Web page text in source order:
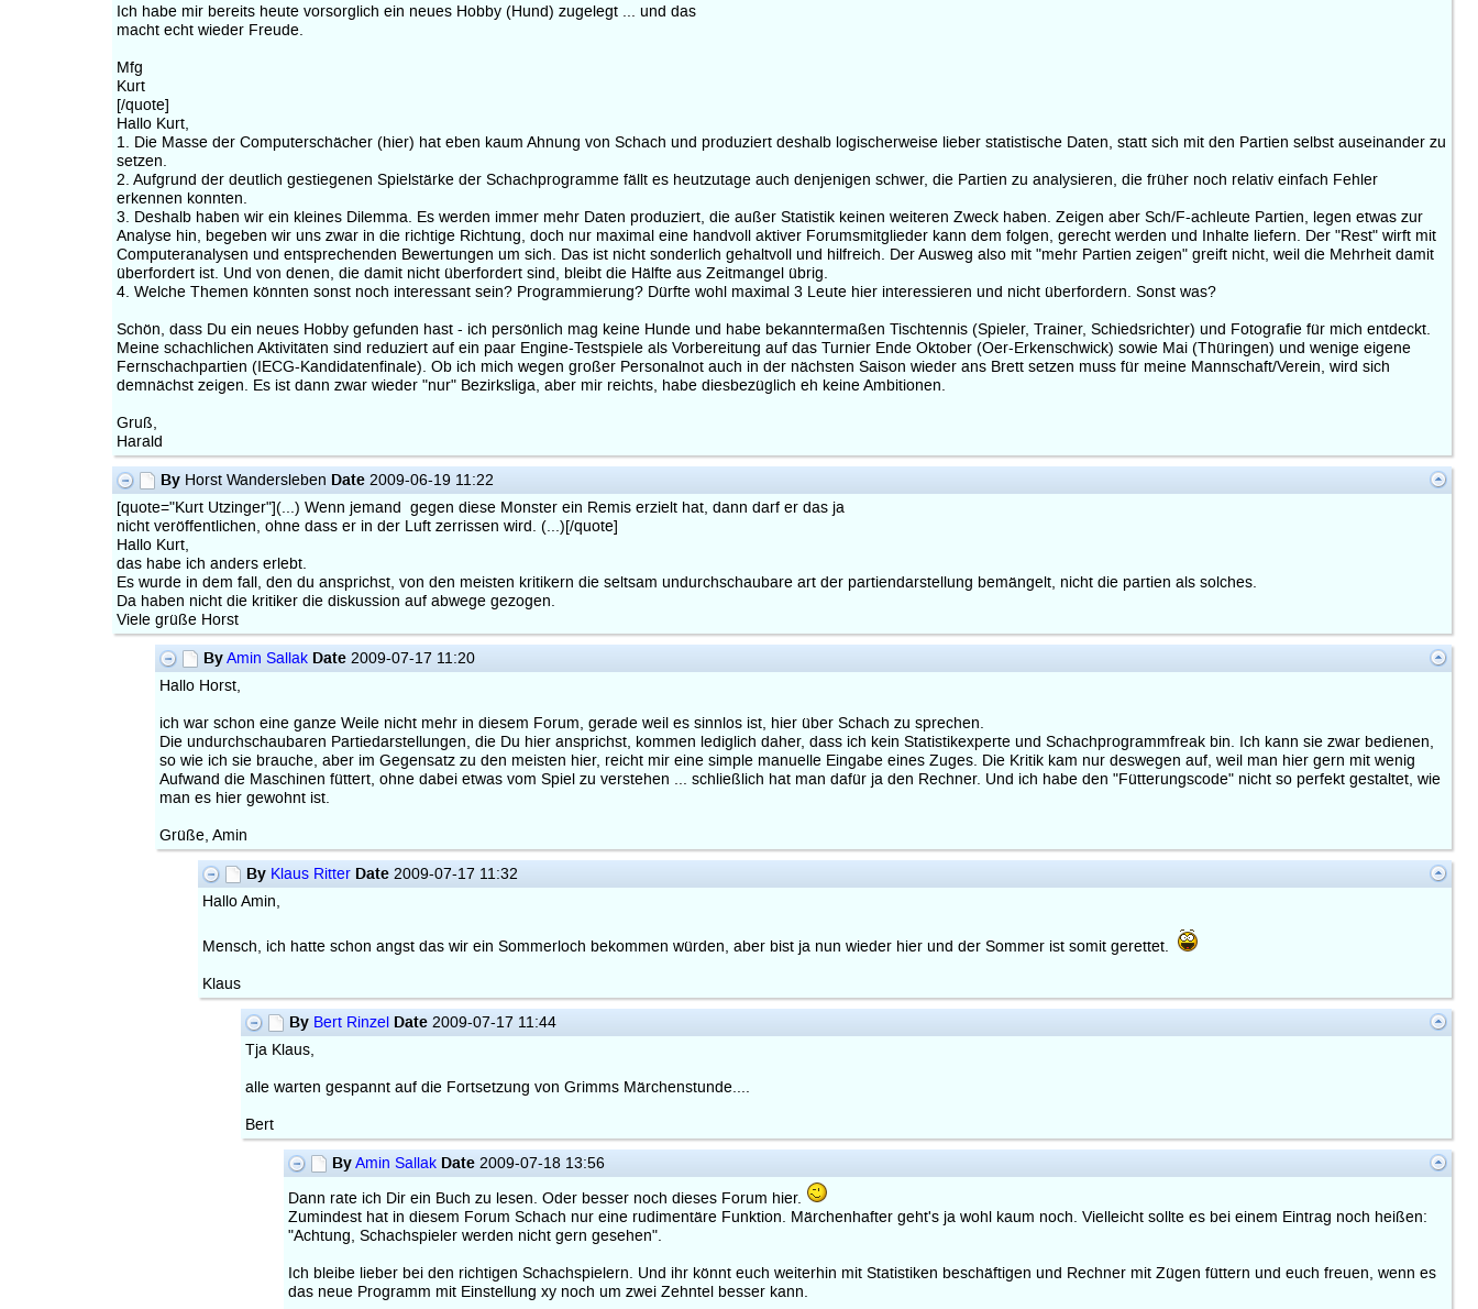
Ich habe mir bereits heute vorsorglich ein neues Hobby (Hund) zugelegt ... und das
macht echt wieder Freude.
Mfg
Kurt
[/quote]
Hallo Kurt,
1. Die Masse der Computerschächer (hier) hat eben kaum Ahnung von Schach und produziert deshalb logischerweise lieber statistische Daten, statt sich mit den Partien selbst auseinander zu
setzen.
2. Aufgrund der deutlich gestiegenen Spielstärke der Schachprogramme fällt es heutzutage auch denjenigen schwer, die Partien zu analysieren, die früher noch relativ einfach Fehler
erkennen konnten.
3. Deshalb haben wir ein kleines Dilemma. Es werden immer mehr Daten produziert, die außer Statistik keinen weiteren Zweck haben. Zeigen aber Sch/F-achleute Partien, legen etwas zur
Analyse hin, begeben wir uns zwar in die richtige Richtung, doch nur maximal eine handvoll aktiver Forumsmitglieder kann dem folgen, gerecht werden und Inhalte liefern. Der "Rest" wirft mit
Computeranalysen und entsprechenden Bewertungen um sich. Das ist nicht sonderlich gehaltvoll und hilfreich. Der Ausweg also mit "mehr Partien zeigen" greift nicht, weil die Mehrheit damit
überfordert ist. Und von denen, die damit nicht überfordert sind, bleibt die Hälfte aus Zeitmangel übrig.
4. Welche Themen könnten sonst noch interessant sein? Programmierung? Dürfte wohl maximal 3 Leute hier interessieren und nicht überfordern. Sonst was?
Schön, dass Du ein neues Hobby gefunden hast - ich persönlich mag keine Hunde und habe bekanntermaßen Tischtennis (Spieler, Trainer, Schiedsrichter) und Fotografie für mich entdeckt.
Meine schachlichen Aktivitäten sind reduziert auf ein paar Engine-Testspiele als Vorbereitung auf das Turnier Ende Oktober (Oer-Erkenschwick) sowie Mai (Thüringen) und wenige eigene
Fernschachpartien (IECG-Kandidatenfinale). Ob ich mich wegen großer Personalnot auch in der nächsten Saison wieder ans Brett setzen muss für meine Mannschaft/Verein, wird sich
demnächst zeigen. Es ist dann zwar wieder "nur" Bezirksliga, aber mir reichts, habe diesbezüglich eh keine Ambitionen.
Gruß,
Harald
By Horst Wandersleben Date 2009-06-19 11:22
[quote="Kurt Utzinger"](...) Wenn jemand gegen diese Monster ein Remis erzielt hat, dann darf er das ja
nicht veröffentlichen, ohne dass er in der Luft zerrissen wird. (...)[/quote]
Hallo Kurt,
das habe ich anders erlebt.
Es wurde in dem fall, den du ansprichst, von den meisten kritikern die seltsam undurchschaubare art der partiendarstellung bemängelt, nicht die partien als solches.
Da haben nicht die kritiker die diskussion auf abwege gezogen.
Viele grüße Horst
ByAmin Sallak Date 2009-07-17 11:20
Hallo Horst,
ich war schon eine ganze Weile nicht mehr in diesem Forum, gerade weil es sinnlos ist, hier über Schach zu sprechen.
Die undurchschaubaren Partiedarstellungen, die Du hier ansprichst, kommen lediglich daher, dass ich kein Statistikexperte und Schachprogrammfreak bin. Ich kann sie zwar bedienen,
so wie ich sie brauche, aber im Gegensatz zu den meisten hier, reicht mir eine simple manuelle Eingabe eines Zuges. Die Kritik kam nur deswegen auf, weil man hier gern mit wenig
Aufwand die Maschinen füttert, ohne dabei etwas vom Spiel zu verstehen ... schließlich hat man dafür ja den Rechner. Und ich habe den "Fütterungscode" nicht so perfekt gestaltet, wie
man es hier gewohnt ist.
Grüße, Amin
By Klaus Ritter Date2009-07-17 11:32
Hallo Amin,
Mensch, ich hatte schon angst das wir ein Sommerloch bekommen würden, aber bist ja nun wieder hier und der Sommer ist somit gerettet.
Klaus
By Bert Rinzel Date2009-07-17 11:44
Tja Klaus,
alle warten gespannt auf die Fortsetzung von Grimms Märchenstunde....
Bert
By Amin Sallak Date2009-07-18 13:56
Dann rate ich Dir ein Buch zu lesen. Oder besser noch dieses Forum hier.
Zumindest hat in diesem Forum Schach nur eine rudimentäre Funktion. Märchenhafter geht's ja wohl kaum noch. Vielleicht sollte es bei einem Eintrag noch heißen:
"Achtung, Schachspieler werden nicht gern gesehen".
Ich bleibe lieber bei den richtigen Schachspielern. Und ihr könnt euch weiterhin mit Statistiken beschäftigen und Rechner mit Zügen füttern und euch freuen, wenn es
das neue Programm mit Einstellung xy noch um zwei Zehntel besser kann.